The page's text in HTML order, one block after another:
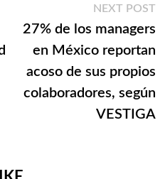
NEXT POST
27% de los managers
en México reportan
acoso de sus propios
colaboradores, según
VESTIGA